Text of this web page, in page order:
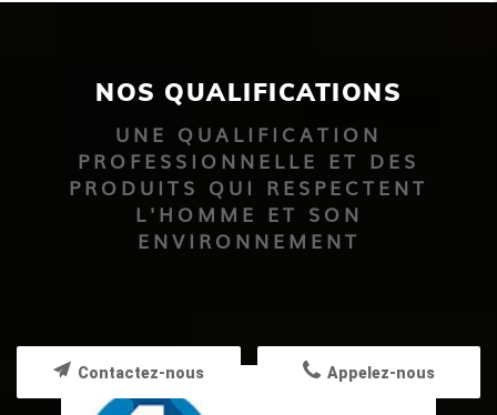
NOS QUALIFICATIONS
UNE QUALIFICATION
PROFESSIONNELLE ET DES
PRODUITS QUI RESPECTENT
L'HOMME ET SON
ENVIRONNEMENT
Appelez-nous
Contactez-nous